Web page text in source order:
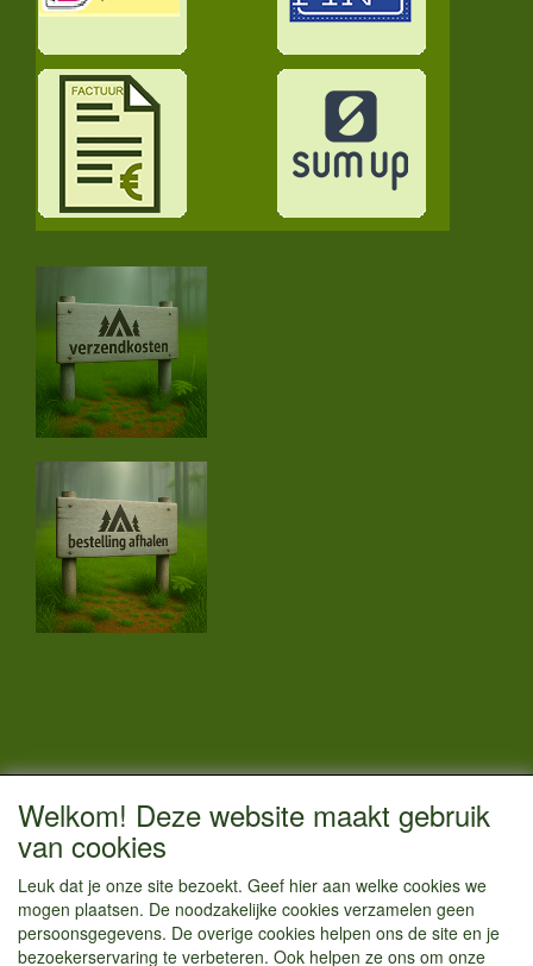
CONTACTGEGEVENS
Vestigingsadres:
Einsteinstraat 52
1433 BG Kudelstaart
Welkom! Deze website maakt gebruik
van cookies
Leuk dat je onze site bezoekt. Geef hier aan welke cookies we
mogen plaatsen. De noodzakelijke cookies verzamelen geen
persoonsgegevens. De overige cookies helpen ons de site en je
bezoekerservaring te verbeteren. Ook helpen ze ons om onze